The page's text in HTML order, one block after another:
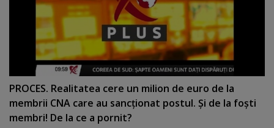
PROCES. Realitatea cere un milion de euro de la
membrii CNA care au sancţionat postul. Şi de la foşti
membri! De la ce a pornit?